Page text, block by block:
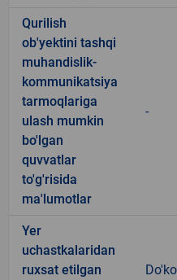
Qurilish
ob'yektini tashqi
muhandislik-
kommunikatsiya
tarmoqlariga
ulash mumkin
bo'lgan
quvvatlar
to'g'risida
ma'lumotlar
-
Yer
uchastkalaridan
ruxsat etilgan